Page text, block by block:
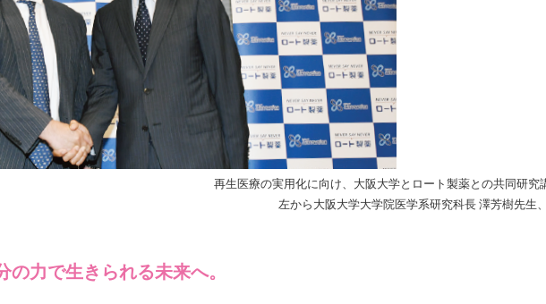
再生医療の実用化に向け、大阪大学とロート製薬との共同研究
左から大阪大学大学院医学系研究科長 澤芳樹先生
力で生きられる未来へ。